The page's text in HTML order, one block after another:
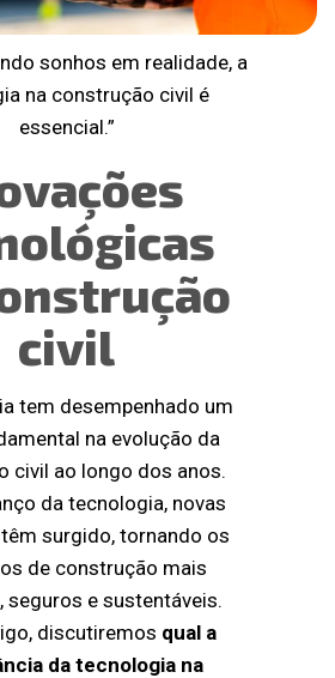
sonhos em realidade, a
na construção civil é
essencial.”
civil
tem desempenhado um
na evolução da
civil ao longo dos anos.
da tecnologia, novas
surgido, tornando os
de construção mais
seguros e sustentáveis.
discutiremos qual a
da tecnologia na